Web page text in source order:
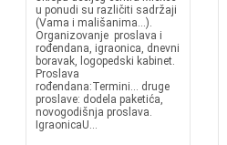
u ponudi su različiti sadržaji
(Vama i mališanima…).
Organizovanje proslava i
rođendana, igraonica, dnevni
boravak, logopedski kabinet.
Proslava
rođendana:Termini… druge
proslave: dodela paketića,
novogodišnja proslava.
IgraonicaU...